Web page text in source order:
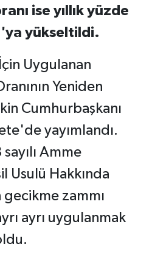
ise yıllık yüzde
yükseltildi.
Uygulanan
Yeniden
Cumhurbaşkanı
yayımlandı.
Amme
Usulü Hakkında
zammı
ayrı uygulanmak